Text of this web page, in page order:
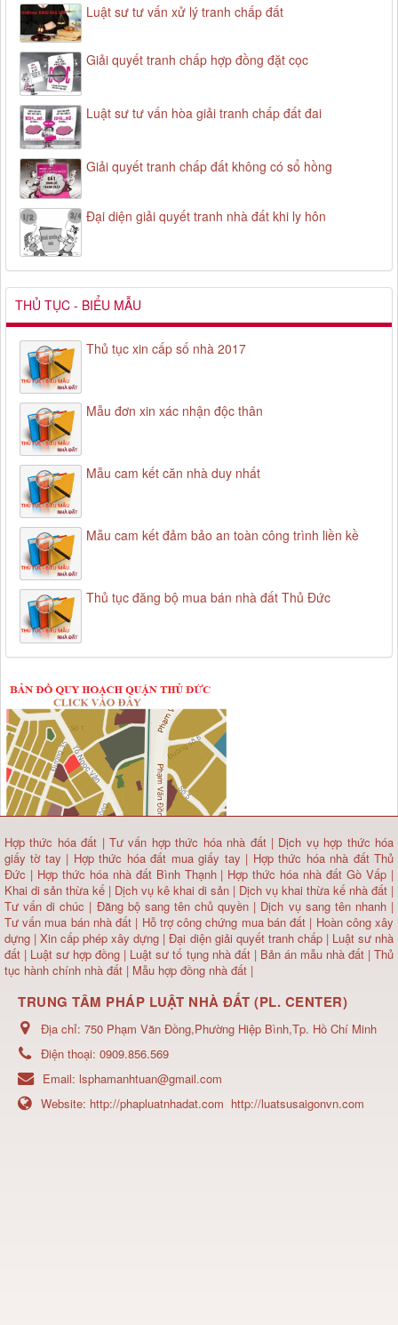
Luật sư tư vấn xử lý tranh chấp đất
Giải quyết tranh chấp hợp đồng đặt cọc
Luật sư tư vấn hòa giải tranh chấp đất đai
Giải quyết tranh chấp đất không có sổ hồng
Đại diện giải quyết tranh nhà đất khi ly hôn
THỦ TỤC - BIỂU MẪU
Thủ tục xin cấp số nhà 2017
Mẫu đơn xin xác nhận độc thân
Mẫu cam kết căn nhà duy nhất
Mẫu cam kết đảm bảo an toàn công trình liền kề
Thủ tục đăng bộ mua bán nhà đất Thủ Đức
Hợp thức hóa đất |Tư vấn hợp thức hóa nhà đất| Dịch vụ hợp thức hóa
giấy tờ tay | Hợp thức hóa đất mua giấy tay | Hợp thức hóa nhà đất Thủ
Đức | Hợp thức hóa nhà đất Bình Thạnh | Hợp thức hóa nhà đất Gò Vấp |
Khai di sản thừa kế | Dịch vụ kê khai di sản | Dịch vụ khai thừa kế nhà đất |
Tư vấn di chúc | Đăng bộ sang tên chủ quyền | Dịch vụ sang tên nhanh |
Tư vấn mua bán nhà đất | Hỗ trợ công chứng mua bán đất | Hoàn công xây
dựng | Xin cấp phép xây dựng |Đại diện giải quyết tranh chấp | Luật sư nhà
đất | Luật sư hợp đồng | Luật sư tố tụng nhà đất | Bản án mẫu nhà đất|Thủ
tục hành chính nhà đất | Mẫu hợp đồng nhà đất |
TRUNG TÂM PHÁP LUẬT NHÀ ĐẤT (PL. CENTER)
Địa chỉ: 750 Phạm Văn Đồng,Phường Hiệp Bình,Tp. Hồ Chí Minh
Điện thoại: 0909.856.569
Email: lsphamanhtuan@gmail.com
Website: http://phapluatnhadat.com http://luatsusaigonvn.com